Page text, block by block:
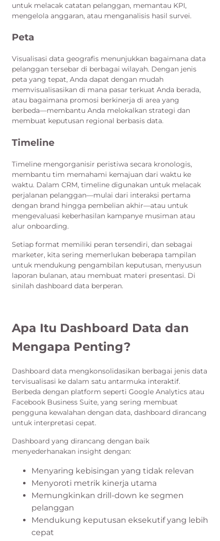
untuk melacak catatan pelanggan, memantau KPI,
mengelola anggaran, atau menganalisis hasil survei.
Peta
Visualisasi data geografis menunjukkan bagaimana data
pelanggan tersebar di berbagai wilayah. Dengan jenis
peta yang tepat, Anda dapat dengan mudah
memvisualisasikan di mana pasar terkuat Anda berada,
atau bagaimana promosi berkinerja di area yang
berbeda—membantu Anda melokalkan strategi dan
membuat keputusan regional berbasis data.
Timeline
Timeline mengorganisir peristiwa secara kronologis,
membantu tim memahami kemajuan dari waktu ke
waktu. Dalam CRM, timeline digunakan untuk melacak
perjalanan pelanggan—mulai dari interaksi pertama
dengan brand hingga pembelian akhir—atau untuk
mengevaluasi keberhasilan kampanye musiman atau
alur onboarding.
Setiap format memiliki peran tersendiri, dan sebagai
marketer, kita sering memerlukan beberapa tampilan
untuk mendukung pengambilan keputusan, menyusun
laporan bulanan, atau membuat materi presentasi. Di
sinilah dashboard data berperan.
Apa Itu Dashboard Data dan
Mengapa Penting?
Dashboard data mengkonsolidasikan berbagai jenis data
tervisualisasi ke dalam satu antarmuka interaktif.
Berbeda dengan platform seperti Google Analytics atau
Facebook Business Suite, yang sering membuat
pengguna kewalahan dengan data, dashboard dirancang
untuk interpretasi cepat.
Dashboard yang dirancang dengan baik
menyederhanakan insight dengan:
Menyaring kebisingan yang tidak relevan
Menyoroti metrik kinerja utama
Memungkinkan drill-down ke segmen
pelanggan
Mendukung keputusan eksekutif yang lebih
cepat